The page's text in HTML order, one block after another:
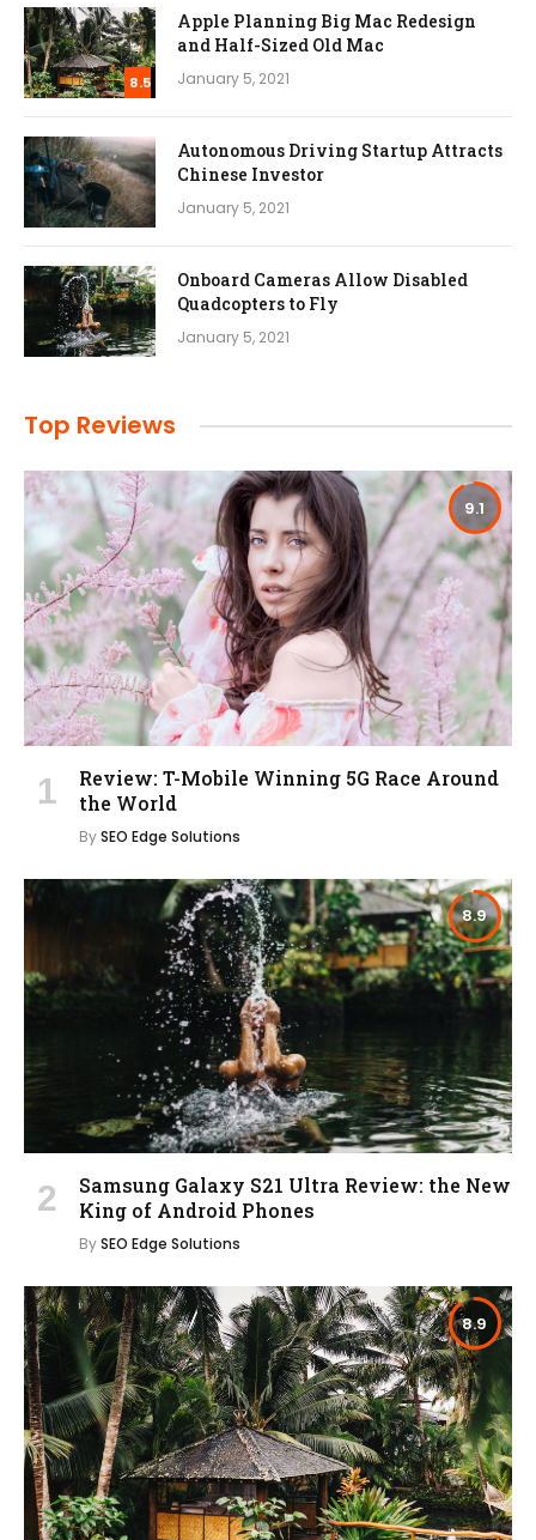
8.5
Apple Planning Big Mac Redesign
and Half-Sized Old Mac
January 5, 2021
Autonomous Driving Startup Attracts
Chinese Investor
January 5, 2021
Onboard Cameras Allow Disabled
Quadcopters to Fly
January 5, 2021
Top Reviews
9.1
Review: T-Mobile Winning 5G Race Around
the World
BySEO Edge Solutions
8.9
Samsung Galaxy S21 Ultra Review: the New
King of Android Phones
BySEO Edge Solutions
8.9